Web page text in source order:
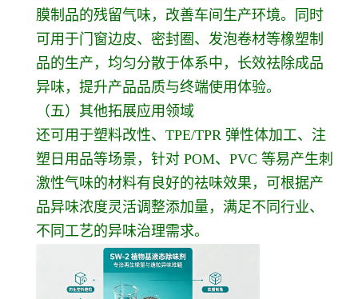
膜制品的残留气味，改善车间生产环境。同时
可用于门窗边皮、密封圈、发泡卷材等橡塑制
品的生产，均匀分散于体系中，长效祛除成品
异味，提升产品品质与终端使用体验。
（五）其他拓展应用领域
还可用于塑料改性、TPE/TPR 弹性体加工、注
塑日用品等场景，针对 POM、PVC 等易产生刺
激性气味的材料有良好的祛味效果，可根据产
品异味浓度灵活调整添加量，满足不同行业、
不同工艺的异味治理需求。